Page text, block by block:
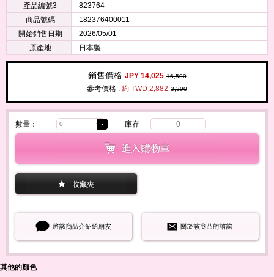
產品編號3
823764
商品號碼
182376400011
開始銷售日期
2026/05/01
原產地
日本製
銷售價格 JPY 14,025 16,500
參考價格 : 約 TWD 2,882 3,390
數量： 庫存 0
其他的顔色